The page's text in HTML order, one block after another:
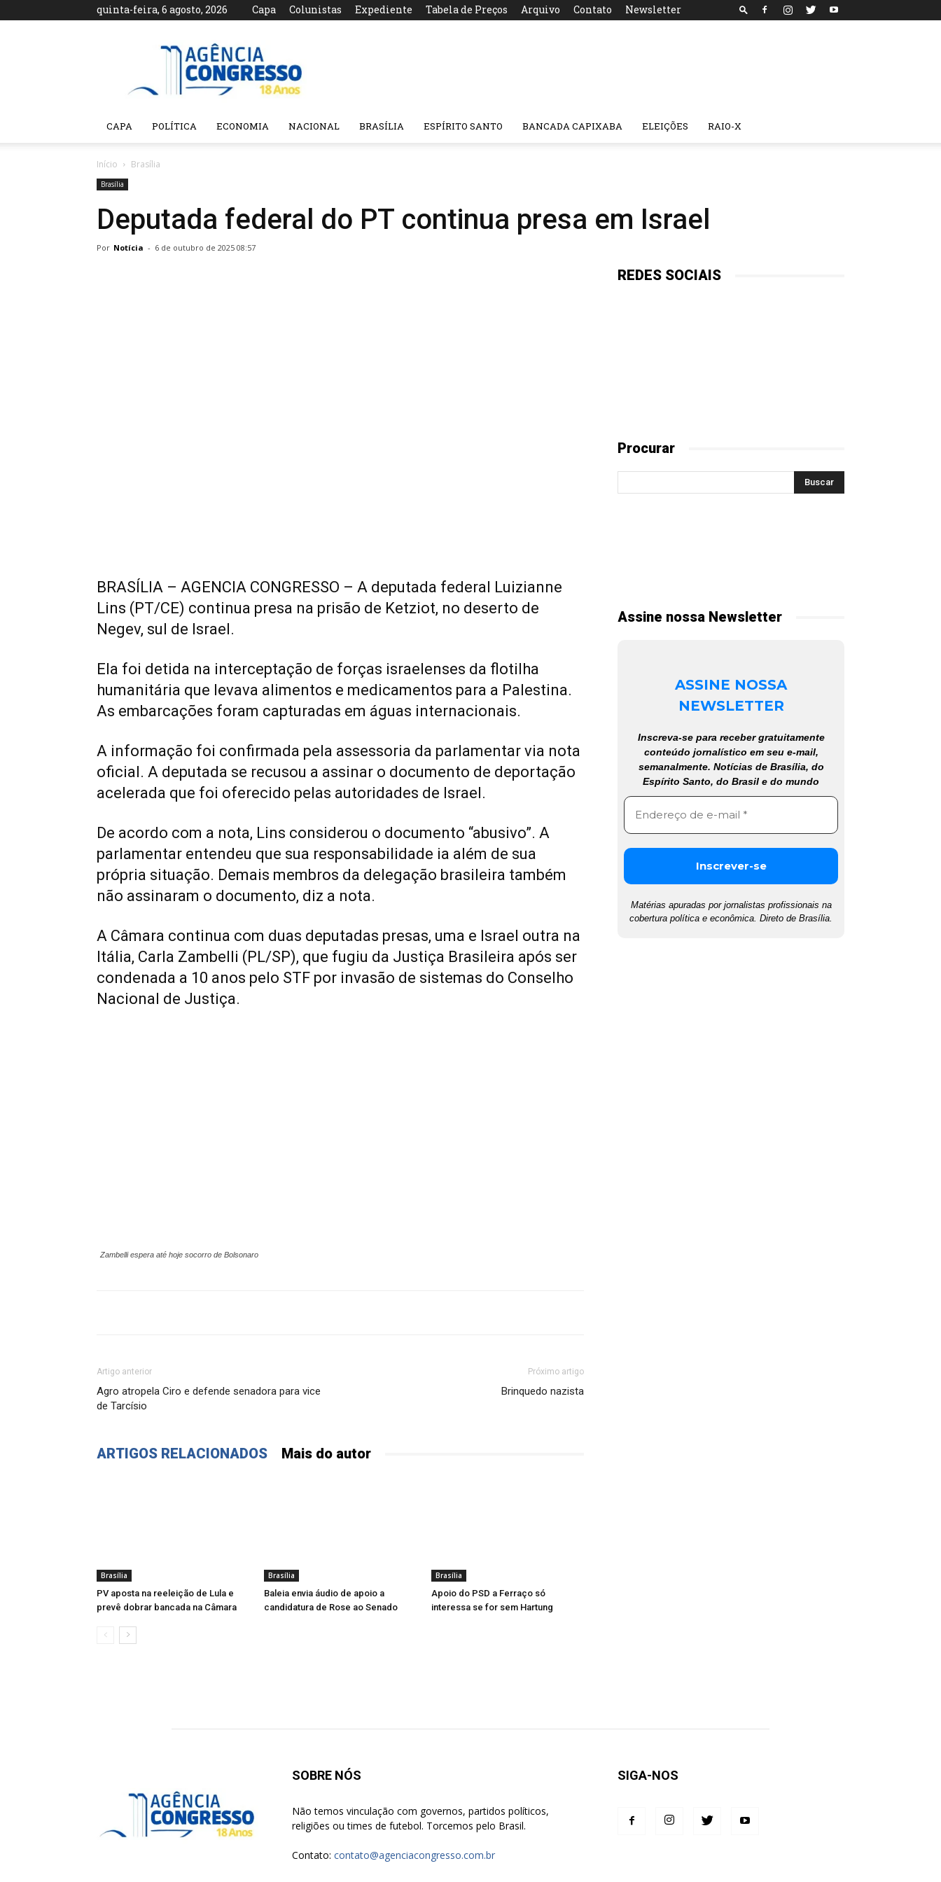
quinta-feira, 6 agosto, 2026 Capa Colunistas Expediente Tabela de Preços Arquivo Contato Newsletter
Agência
CAPA POLÍTICA ECONOMIA NACIONAL BRASÍLIA ESPÍRITO SANTO BANCADA CAPIXABA ELEIÇÕES RAIO-X
Início Brasília
Brasília
Deputada federal do PT continua presa em Israel
Por Notícia - 6 de outubro de 2025 08:57
BRASÍLIA – AGENCIA CONGRESSO – A deputada federal Luizianne
Lins (PT/CE) continua presa na prisão de Ketziot, no deserto de
Negev, sul de Israel.
Ela foi detida na interceptação de forças israelenses da flotilha
humanitária que levava alimentos e medicamentos para a Palestina.
As embarcações foram capturadas em águas internacionais.
A informação foi confirmada pela assessoria da parlamentar via nota
oficial. A deputada se recusou a assinar o documento de deportação
acelerada que foi oferecido pelas autoridades de Israel.
De acordo com a nota, Lins considerou o documento “abusivo”. A
parlamentar entendeu que sua responsabilidade ia além de sua
própria situação. Demais membros da delegação brasileira também
não assinaram o documento, diz a nota.
A Câmara continua com duas deputadas presas, uma e Israel outra na
Itália, Carla Zambelli (PL/SP), que fugiu da Justiça Brasileira após ser
condenada a 10 anos pelo STF por invasão de sistemas do Conselho
Nacional de Justiça.
Zambelli espera até hoje socorro de Bolsonaro
Artigo anterior
Agro atropela Ciro e defende senadora para vice
de Tarcísio
Próximo artigo
Brinquedo nazista
ARTIGOS RELACIONADOS Mais do autor
Brasília
PV aposta na reeleição de Lula e
prevê dobrar bancada na Câmara
Brasília
Baleia envia áudio de apoio a
candidatura de Rose ao Senado
Brasília
Apoio do PSD a Ferraço só
interessa se for sem Hartung
REDES SOCIAIS
Procurar
Assine nossa Newsletter
ASSINE NOSSA
NEWSLETTER
Inscreva-se para receber gratuitamente
conteúdo jornalístico em seu e-mail,
semanalmente. Notícias de Brasília, do
Espírito Santo, do Brasil e do mundo
Matérias apuradas por jornalistas profissionais na
cobertura política e econômica. Direto de Brasília.
SOBRE NÓS
Não temos vinculação com governos, partidos políticos,
religiões ou times de futebol. Torcemos pelo Brasil.
Contato: contato@agenciacongresso.com.br
SIGA-NOS